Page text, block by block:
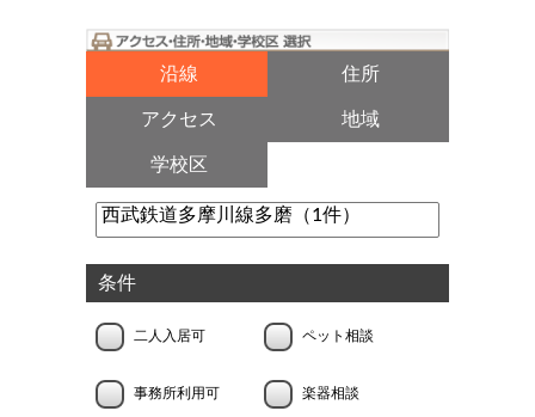
沿線 住所
アクセス 地域
学校区
条件
二人入居可 ペット相談
事務所利用可 楽器相談